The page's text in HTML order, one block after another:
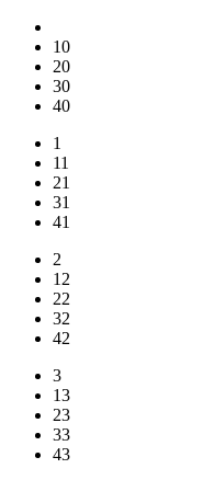
10
20
30
40
1
11
21
31
41
2
12
22
32
42
3
13
23
33
43